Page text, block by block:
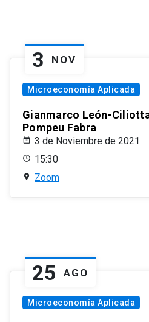
3 NOV
Microeconomía Aplicada
Gianmarco León-
Pompeu Fabra
3 de Noviembre de 2021
15:30
Zoom
25 AGO
Microeconomía Aplicada